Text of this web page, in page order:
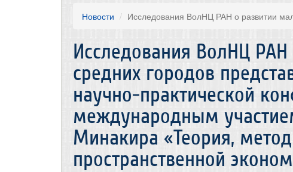
Новости Исследования ВолНЦ РАН о развитии
Исследования ВолНЦ
средних городов
научно-практической
международным
Минакира «Теория,
пространственной